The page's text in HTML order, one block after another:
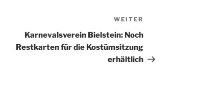
Beitrag
WEITER
Karnevalsverein Bielstein: Noch
Restkarten für die Kostümsitzung
erhältlich